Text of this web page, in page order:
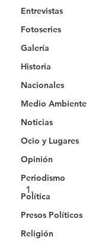
Entrevistas
Fotoseries
Galería
Historia
Nacionales
Medio Ambiente
Noticias
Ocio y Lugares
Opinión
Periodismo
Política
Presos Políticos
Religión